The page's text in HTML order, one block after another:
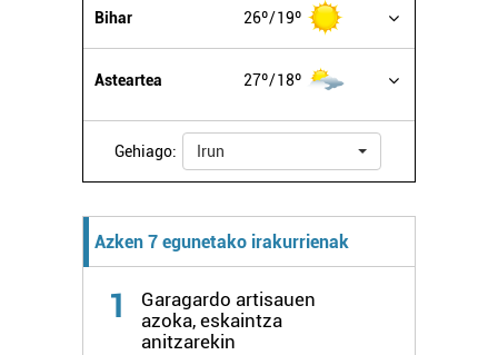
Bihar 26º 19º
Asteartea 27º 18º
Gehiago: Irun
Azken 7 egunetako irakurrienak
1
Garagardo artisauen
azoka, eskaintza
anitzarekin